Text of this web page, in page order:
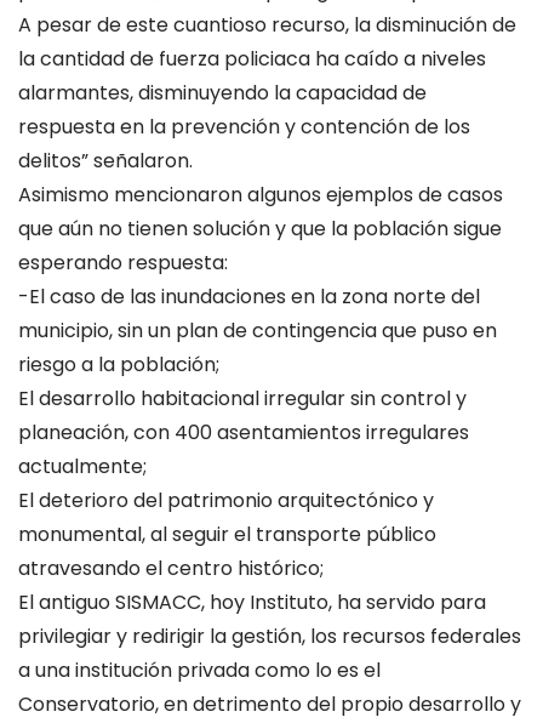
A pesar de este cuantioso recurso, la disminución de
la cantidad de fuerza policiaca ha caído a niveles
alarmantes, disminuyendo la capacidad de
respuesta en la prevención y contención de los
delitos” señalaron.
Asimismo mencionaron algunos ejemplos de casos
que aún no tienen solución y que la población sigue
esperando respuesta:
-El caso de las inundaciones en la zona norte del
municipio, sin un plan de contingencia que puso en
riesgo a la población;
El desarrollo habitacional irregular sin control y
planeación, con 400 asentamientos irregulares
actualmente;
El deterioro del patrimonio arquitectónico y
monumental, al seguir el transporte público
atravesando el centro histórico;
El antiguo SISMACC, hoy Instituto, ha servido para
privilegiar y redirigir la gestión, los recursos federales
a una institución privada como lo es el
Conservatorio, en detrimento del propio desarrollo y